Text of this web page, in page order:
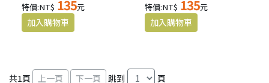
特價:NT$ 135元
特價:NT$ 135元
共1頁 跳到 頁